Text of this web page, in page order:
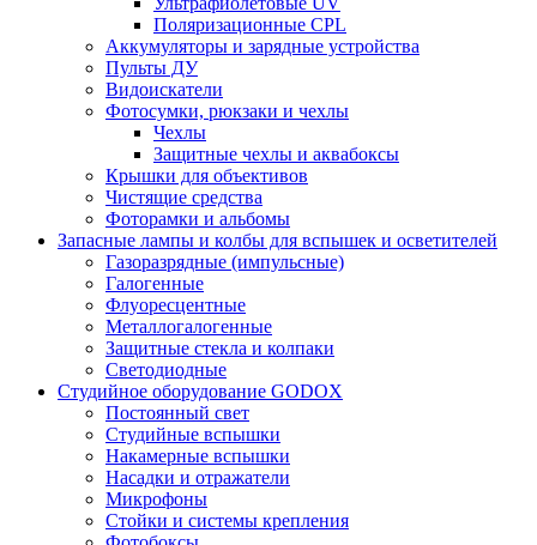
Поляризационные CPL
Аккумуляторы и зарядные устройства
Пульты ДУ
Видоискатели
Фотосумки, рюкзаки и чехлы
Чехлы
Защитные чехлы и аквабоксы
Крышки для объективов
Чистящие средства
Фоторамки и альбомы
Запасные лампы и колбы для вспышек и осветителей
Газоразрядные (импульсные)
Галогенные
Флуоресцентные
Металлогалогенные
Защитные стекла и колпаки
Светодиодные
Студийное оборудование GODOX
Постоянный свет
Студийные вспышки
Накамерные вспышки
Насадки и отражатели
Микрофоны
Стойки и системы крепления